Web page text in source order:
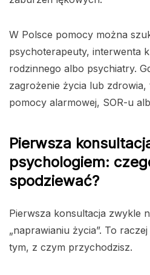
W Polsce pomocy można
psychoterapeuty, interwenta
rodzinnego albo psychiatry.
zagrożenie życia lub
pomocy alarmowej, SOR-u
Pierwsza
psychologiem:
spodziewać?
Pierwsza konsultacja zwykle
„naprawianiu życia”. To
tym, z czym przychodzisz.